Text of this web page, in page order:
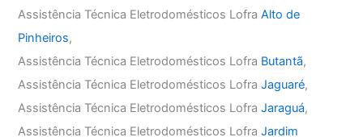
Assistência Técnica Eletrodomésticos LofraAlto de
Pinheiros,
Assistência Técnica Eletrodomésticos Lofra Butantã,
Assistência Técnica Eletrodomésticos LofraJaguaré,
Assistência Técnica Eletrodomésticos LofraJaraguá,
Assistência Técnica Eletrodomésticos LofraJardim